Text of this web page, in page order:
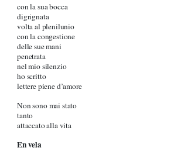
con la sua bocca
digrignata
volta al plenilunio
con la congestione
delle sue mani
penetrata
nel mio silenzio
ho scritto
lettere piene d’amore
Non sono mai stato
tanto
attaccato alla vita
En vela